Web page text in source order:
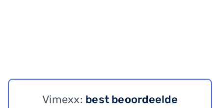
Vimexx: best beoordeelde